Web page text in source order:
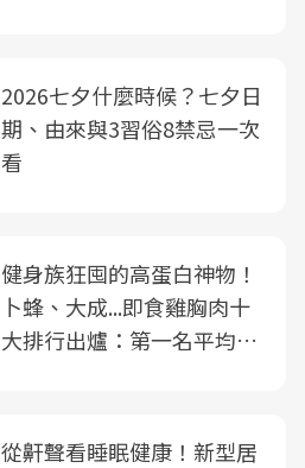
2026七夕什麼時候？七夕日
期、由來與3習俗8禁忌一次
看
健身族狂囤的高蛋白神物！
卜蜂、大成...即食雞胸肉十
大排行出爐：第一名平均一
從鼾聲看睡眠健康！新型居